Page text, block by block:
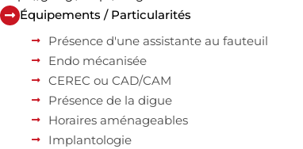
Équipements / Particularités
Présence d'une assistante au fauteuil
Endo mécanisée
CEREC ou CAD/CAM
Présence de la digue
Horaires aménageables
Implantologie